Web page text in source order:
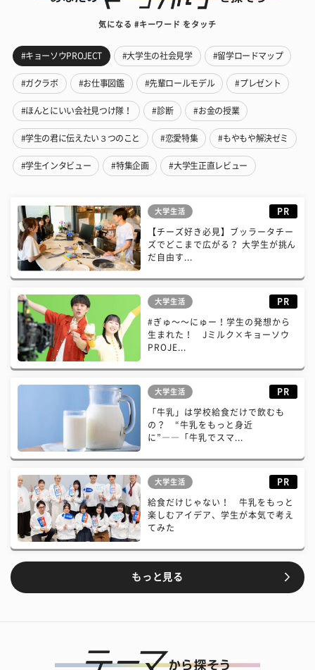
気になる #キーワード をタッチ
#キョーソウPROJECT #大学生の社会見学 #留学ロードマップ
#ガクラボ #お仕事図鑑 #先輩ロールモデル #プレゼント
#ほんとにいい会社見つけ隊！ #診断 #お金の授業
#学生の君に伝えたい３つのこと #恋愛特集 #もやもや解決ゼミ
#学生インタビュー #特集企画 #大学生正直レビュー
大学生活 PR
【チーズ好き必見】ブッラータチー
ズでどこまで広がる？ 大学生が挑ん
だ自由す...
大学生活 PR
#ぎゅ〜〜にゅー！学生の発想から
生まれた！ Jミルク×キョーソウ
PROJE...
大学生活 PR
「牛乳」は学校給食だけで飲むも
の？ “牛乳をもっと身近
に”――「牛乳でスマ...
大学生活 PR
給食だけじゃない！ 牛乳をもっと
楽しむアイデア、学生が本気で考え
てみた
もっと見る